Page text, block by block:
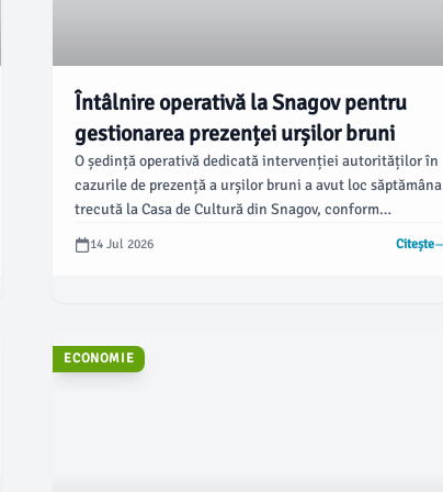
Întâlnire operativă la Snagov pentru
gestionarea prezenței urșilor bruni
O ședință operativă dedicată intervenției autorităților în
cazurile de prezență a urșilor bruni a avut loc săptămâna
trecută la Casa de Cultură din Snagov, conform
jurnaluldeilfov.ro. Organizat de Instituția Prefectului –
Județul Ilfov, evenimentul a reunit reprezentanți ai
legale.
14 Jul 2026 Citește
ECONOMIE